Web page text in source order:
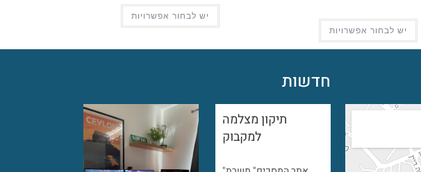
יש לבחור אפשרויות
יש לבחור אפשרויות
חדשות
תיקון מצלמה
למקבוק